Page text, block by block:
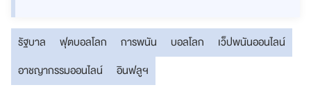
รัฐบาล ฟุตบอลโลก การพนัน บอลโลก
เว็ปพนันออนไลน์
อาชญากรรมออนไลน์
อินฟลูฯ